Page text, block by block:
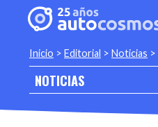
Inicio > Editorial > Noticias >
NOTICIAS